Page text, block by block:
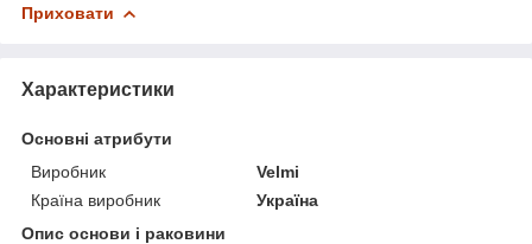
Приховати
Характеристики
Основні атрибути
Виробник
Velmi
Країна виробник
Україна
Опис основи і раковини